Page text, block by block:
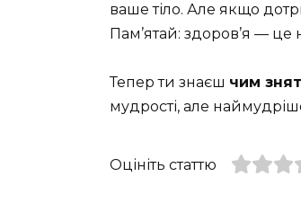
ваше тіло. Але якщо
Пам’ятай: здоров’я — це
Тепер ти знаєш чим
мудрості, але
Оцініть статтю